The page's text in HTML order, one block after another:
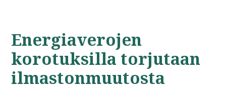
Energiaverojen
korotuksilla torjutaan
ilmastonmuutosta